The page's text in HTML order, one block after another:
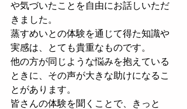
や気づいたことを自由にお話しいただ
きました。
蒸すめいとの体験を通じて得た知識や
実感は、とても貴重なものです。
他の方が同じような悩みを抱えている
ときに、その声が大きな助けになるこ
とがあります。
皆さんの体験を聞くことで、きっと